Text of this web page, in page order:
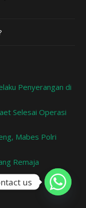
Penyerangan di
Selesai Operasi
Mabes Polri
Remaja
us